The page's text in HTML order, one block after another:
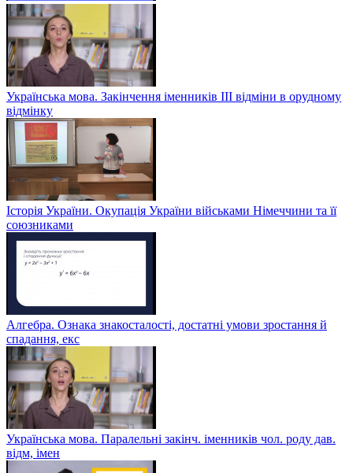
Українська мова. Закінчення іменників ІІІ відміни в орудному
відмінку
Історія України. Окупація України військами Німеччини та її
союзниками
Алгебра. Ознака знакосталості, достатні умови зростання й
спадання, екс
Українська мова. Паралельні закінч. іменників чол. роду дав.
відм, імен